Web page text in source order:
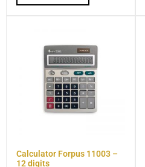
Calculator Forpus 11003 –
12 digits